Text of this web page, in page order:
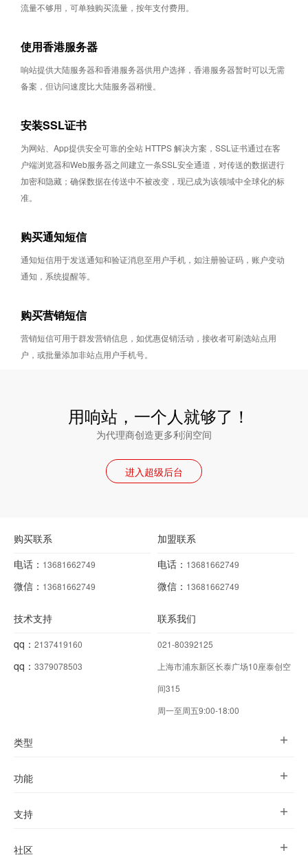
流量不够用，可单独购买流量，按年支付费用。
使用香港服务器
响站提供大陆服务器和香港服务器供用户选择，香港服务器暂时可以无需
备案，但访问速度比大陆服务器稍慢。
安装SSL证书
为网站、App提供安全可靠的全站 HTTPS 解决方案，SSL证书通过在客
户端浏览器和Web服务器之间建立一条SSL安全通道，对传送的数据进行
加密和隐藏；确保数据在传送中不被改变，现已成为该领域中全球化的标
准。
购买通知短信
通知短信用于发送通知和验证消息至用户手机，如注册验证码，账户变动
通知，系统提醒等。
购买营销短信
营销短信可用于群发营销信息，如优惠促销活动，接收者可刷选站点用
户，或批量添加非站点用户手机号。
用响站，一个人就够了！
为代理商创造更多利润空间
进入超级后台
购买联系
电话： 13681662749
微信： 13681662749
加盟联系
电话： 13681662749
微信： 13681662749
技术支持
qq： 2137419160
qq： 3379078503
联系我们
021-80392125
上海市浦东新区长泰广场10座泰创空
间315
周一至周五9:00-18:00
类型
功能
支持
社区